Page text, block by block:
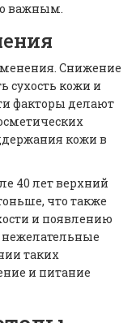
важным.
Снижение
сухость кожи и
факторы делают
кожи в
40 лет верхний
что также
и появлению
таких
и питание